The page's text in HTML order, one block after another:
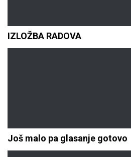
IZLOŽBA RADOVA
Još malo pa glasanje gotovo